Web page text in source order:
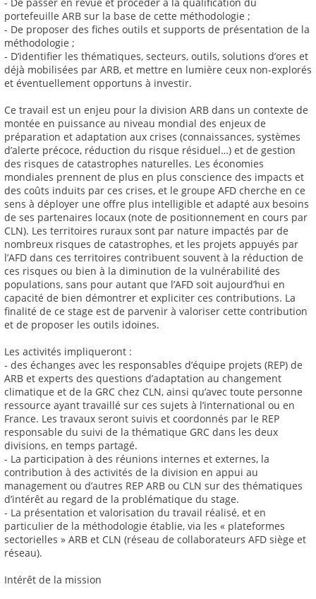
portefeuille ARB sur la base de cette méthodologie ;
- De proposer des fiches outils et supports de présentation de la
méthodologie ;
- D’identifier les thématiques, secteurs, outils, solutions d’ores et
déjà mobilisées par ARB, et mettre en lumière ceux non-explorés
et éventuellement opportuns à investir.
Ce travail est un enjeu pour la division ARB dans un contexte de
montée en puissance au niveau mondial des enjeux de
préparation et adaptation aux crises (connaissances, systèmes
d’alerte précoce, réduction du risque résiduel…) et de gestion
des risques de catastrophes naturelles. Les économies
mondiales prennent de plus en plus conscience des impacts et
des coûts induits par ces crises, et le groupe AFD cherche en ce
sens à déployer une offre plus intelligible et adapté aux besoins
de ses partenaires locaux (note de positionnement en cours par
CLN). Les territoires ruraux sont par nature impactés par de
nombreux risques de catastrophes, et les projets appuyés par
l’AFD dans ces territoires contribuent souvent à la réduction de
ces risques ou bien à la diminution de la vulnérabilité des
populations, sans pour autant que l’AFD soit aujourd’hui en
capacité de bien démontrer et expliciter ces contributions. La
finalité de ce stage est de parvenir à valoriser cette contribution
et de proposer les outils idoines.
Les activités impliqueront :
- des échanges avec les responsables d’équipe projets (REP) de
ARB et experts des questions d’adaptation au changement
climatique et de la GRC chez CLN, ainsi qu’avec toute personne
ressource ayant travaillé sur ces sujets à l’international ou en
France. Les travaux seront suivis et coordonnés par le REP
responsable du suivi de la thématique GRC dans les deux
divisions, en temps partagé.
- La participation à des réunions internes et externes, la
contribution à des activités de la division en appui au
management ou d’autres REP ARB ou CLN sur des thématiques
d’intérêt au regard de la problématique du stage.
- La présentation et valorisation du travail réalisé, et en
particulier de la méthodologie établie, via les « plateformes
sectorielles » ARB et CLN (réseau de collaborateurs AFD siège et
réseau).
Intérêt de la mission